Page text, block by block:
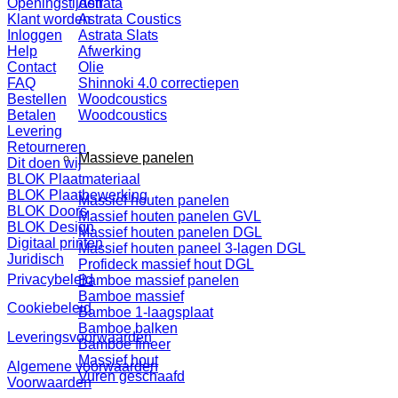
Astrata
Astrata Coustics
Astrata Slats
Afwerking
Olie
Shinnoki 4.0 correctiepen
Woodcoustics
Woodcoustics
Massieve panelen
Massief houten panelen
Massief houten panelen GVL
Massief houten panelen DGL
Massief houten paneel 3-lagen DGL
Profideck massief hout DGL
Bamboe massief panelen
Bamboe massief
Bamboe 1-laagsplaat
Bamboe balken
Bamboe fineer
Massief hout
Vuren geschaafd
Openingstijden
Klant worden
Inloggen
Help
Contact
FAQ
Bestellen
Betalen
Levering
Retourneren
Dit doen wij
BLOK Plaatmateriaal
BLOK Plaatbewerking
BLOK Doors
BLOK Design
Digitaal printen
Juridisch
Privacybeleid
Cookiebeleid
Leveringsvoorwaarden
Algemene voorwaarden
Voorwaarden